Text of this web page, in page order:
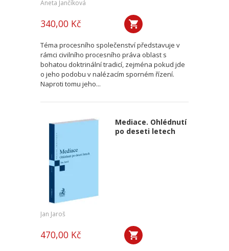
Aneta Jančíková
340,00 Kč
Téma procesního společenství představuje v
rámci civilního procesního práva oblast s
bohatou doktrinální tradicí, zejména pokud jde
o jeho podobu v nalézacím sporném řízení.
Naproti tomu jeho...
Mediace. Ohlédnutí
po deseti letech
Jan Jaroš
470,00 Kč